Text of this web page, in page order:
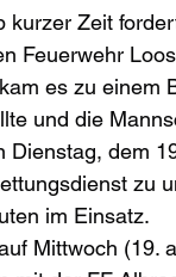
kurzer Zeit
Feuerwehr
es zu einem
und die
Dienstag, dem
zu
im Einsatz.
Mittwoch (19.